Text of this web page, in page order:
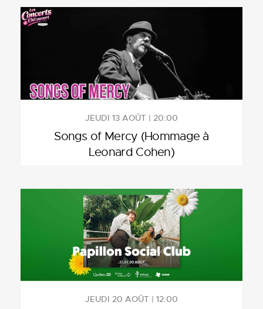
JEUDI 13 AOÛT | 20:00
Songs of Mercy (Hommage à
Leonard Cohen)
JEUDI 20 AOÛT | 12:00